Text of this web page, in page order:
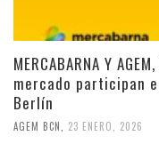
MERCABARNA Y
mercado participan
Berlín
AGEM BCN 23 ENERO, 2026